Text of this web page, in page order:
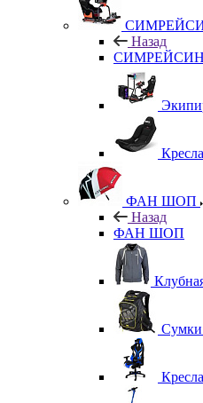
Назад
ФАН ШОП
Назад
ФАН ШОП
Сумки